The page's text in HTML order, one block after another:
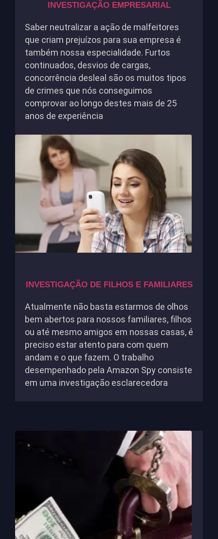
INVESTIGAÇÃO EMPRESARIAL
Saber neutralizar a ação de malfeitores
que criam prejuízos para sua empresa é
também nossa especialidade. Furtos
continuados, desvios de cargas,
concorrência desleal são os muitos tipos
de crimes que nós conseguimos
comprovar ao longo destes mais de 25
anos de experiência
INVESTIGAÇÃO DE FILHOS E FAMILIARES
Atualmente não basta estarmos de olhos
bem abertos para nossos familiares, filhos
ou até mesmo amigos em nossas casas, é
preciso estar atento para com quem
andam e o que fazem. O trabalho
desempenhado pela Amazon Spy consiste
em uma investigação esclarecedora